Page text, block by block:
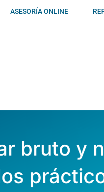
ASESORÍA ONLINE
bruto y